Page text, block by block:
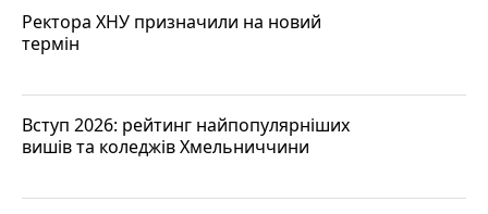
Ректора ХНУ призначили на новий
термін
Вступ 2026: рейтинг найпопулярніших
вишів та коледжів Хмельниччини